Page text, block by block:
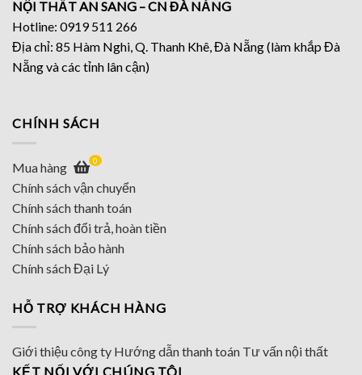
NỘI THẤT AN SANG – CN ĐÀ NẴNG
Hotline: 0919 511 266
Địa chỉ: 85 Hàm Nghi, Q. Thanh Khê, Đà Nẵng (làm khắp Đà
Nẵng và các tỉnh lân cận)
CHÍNH SÁCH
Mua hàng 0
Chính sách vận chuyển
Chính sách thanh toán
Chính sách đổi trả, hoàn tiền
Chính sách bảo hành
Chính sách Đại Lý
HỖ TRỢ KHÁCH HÀNG
Giới thiệu công ty Hướng dẫn thanh toán Tư vấn nội thất
KẾT NỐI VỚI CHÚNG TÔI